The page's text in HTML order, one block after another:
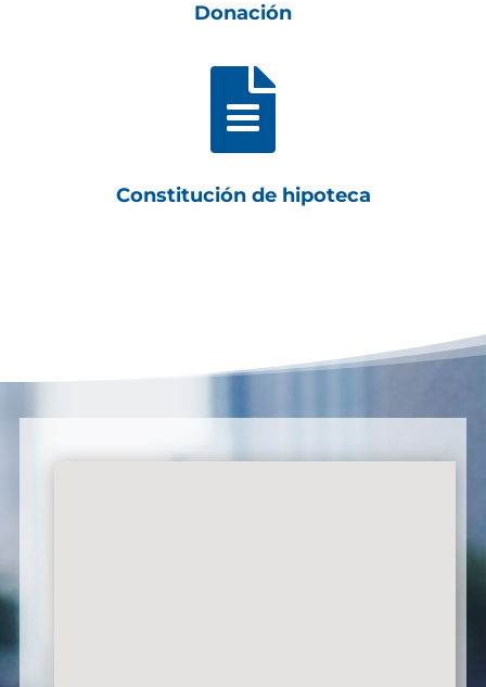
Donación

Constitución de hipoteca